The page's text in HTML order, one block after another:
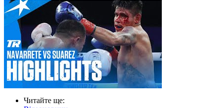
Читайте ще: